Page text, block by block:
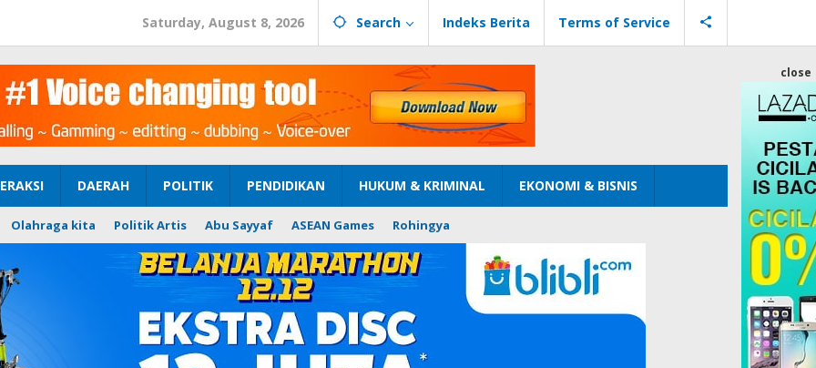
Saturday, August 8, 2026 Search Indeks Berita Terms of Service
DAERAH POLITIK PENDIDIKAN HUKUM & KRIMINAL EKONOMI & BISNIS
Olahraga kita Politik Artis Abu Sayyaf ASEAN Games Rohingya
close